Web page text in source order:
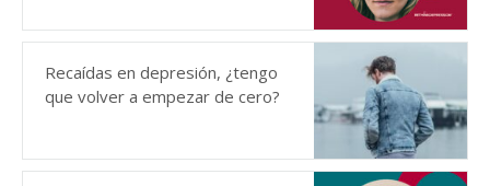
Recaídas en depresión, ¿tengo
que volver a empezar de cero?